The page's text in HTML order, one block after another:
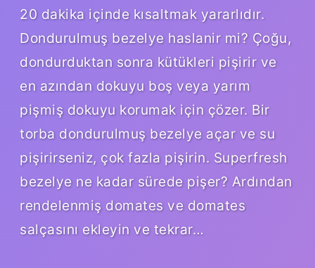
20 dakika içinde kısaltmak yararlıdır.
Dondurulmuş bezelye haslanir mi? Çoğu,
dondurduktan sonra kütükleri pişirir ve
en azından dokuyu boş veya yarım
pişmiş dokuyu korumak için çözer. Bir
torba dondurulmuş bezelye açar ve su
pişirirseniz, çok fazla pişirin. Superfresh
bezelye ne kadar sürede pişer? Ardından
rendelenmiş domates ve domates
salçasını ekleyin ve tekrar…